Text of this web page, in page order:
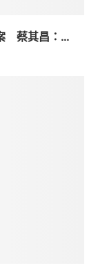
蔡其昌：...